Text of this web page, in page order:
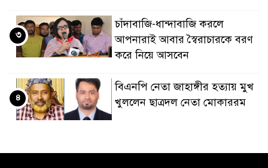
চাঁদাবাজি-ধান্দাবাজি করলে
আপনারাই আবার স্বৈরাচারকে বরণ
করে নিয়ে আসবেন
৩
বিএনপি নেতা জাহাঙ্গীর হত্যায় মুখ
খুললেন ছাত্রদল নেতা মোকাররম
৪
জামায়াতের কর্মসূচিতে বিএনপির
৫